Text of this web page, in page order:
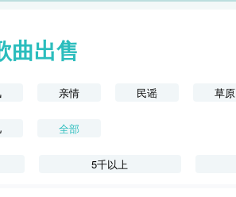
曲出售
亲情 民谣 草原
全部
5千以上